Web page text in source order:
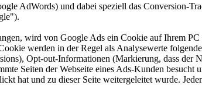
AdWords) und dabei speziell das Conversion-
wird von Google Ads ein Cookie auf Ihrem
werden in der Regel als Analysewerte
Opt-out-Informationen (Markierung, dass der
Seiten der Webseite eines Ads-Kunden
hat und zu dieser Seite weitergeleitet wurde.